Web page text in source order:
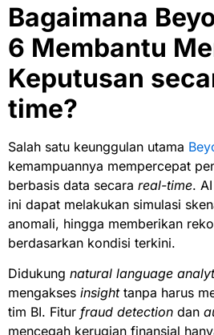
Bagaimana
6 Membantu
Keputusan
time?
Salah satu keunggulan utama
kemampuannya mempercepat
berbasis data secara real-time. AI
ini dapat melakukan simulasi
anomali, hingga memberikan
berdasarkan kondisi terkini.
Didukung natural language
mengakses insight tanpa harus
tim BI. Fitur fraud detection dan
mencegah kerugian finansial